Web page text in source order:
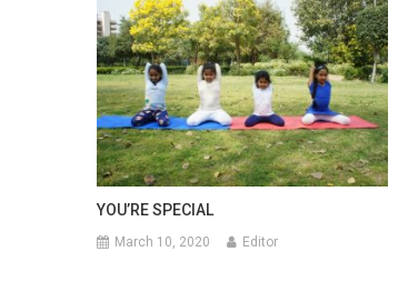
YOU’RE SPECIAL
March 10, 2020 Editor